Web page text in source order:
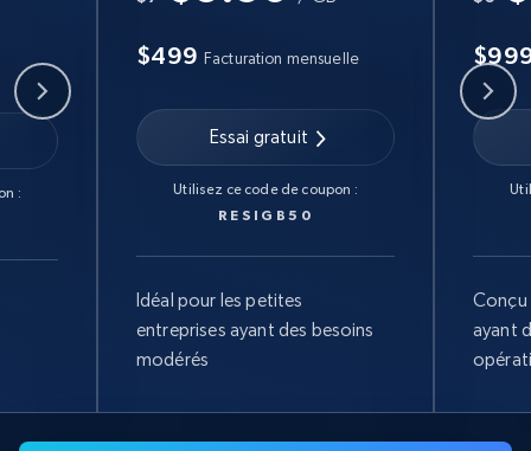
:
$499 Facturation mensuelle
Essai gratuit
Utilisez ce code de coupon :
RESIGB50
Idéal pour les petites
entreprises ayant des besoins
modérés
Conçu
ayant